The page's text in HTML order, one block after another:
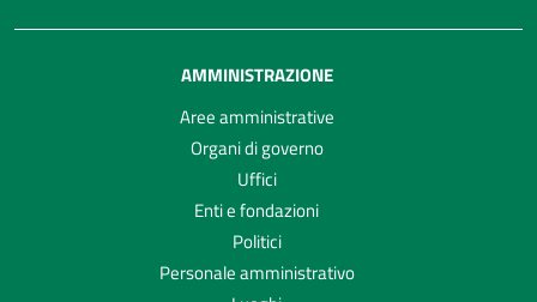
AMMINISTRAZIONE
Aree amministrative
Organi di governo
Uffici
Enti e fondazioni
Politici
Personale amministrativo